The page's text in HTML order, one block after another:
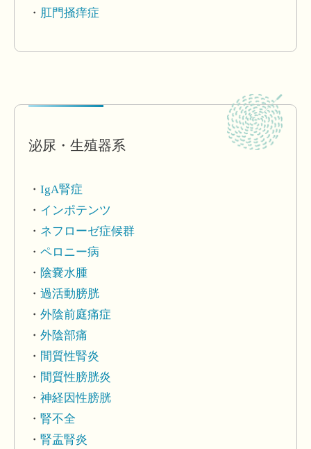
肛門掻痒症
泌尿・生殖器系
IgA腎症
インポテンツ
ネフローゼ症候群
ペロニー病
陰嚢水腫
過活動膀胱
外陰前庭痛症
外陰部痛
間質性腎炎
間質性膀胱炎
神経因性膀胱
腎不全
腎盂腎炎